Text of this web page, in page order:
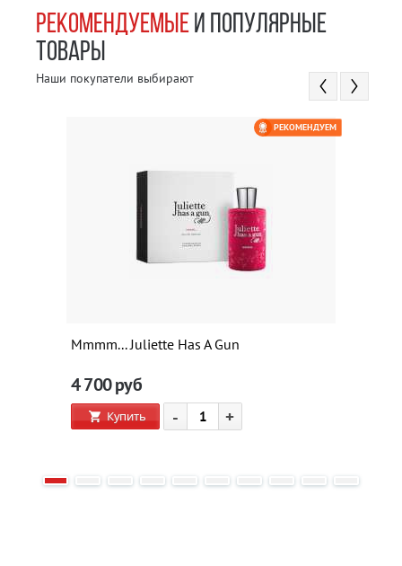
РЕКОМЕНДУЕМЫЕИ ПОПУЛЯРНЫЕ
ТОВАРЫ
Наши покупатели выбирают
Mmmm... Juliette Has A Gun
4 700руб
Купить - +
РЕКОМЕНДУЕМ